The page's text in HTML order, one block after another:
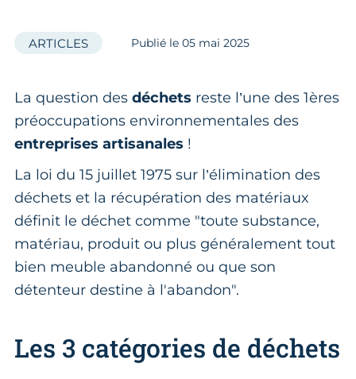
ARTICLES Publié le 05 mai 2025
La question des déchets reste l’une des 1ères
préoccupations environnementales des
entreprises artisanales !
La loi du 15 juillet 1975 sur l’élimination des
déchets et la récupération des matériaux
définit le déchet comme "toute substance,
matériau, produit ou plus généralement tout
bien meuble abandonné ou que son
détenteur destine à l'abandon".
Les 3 catégories de déchets